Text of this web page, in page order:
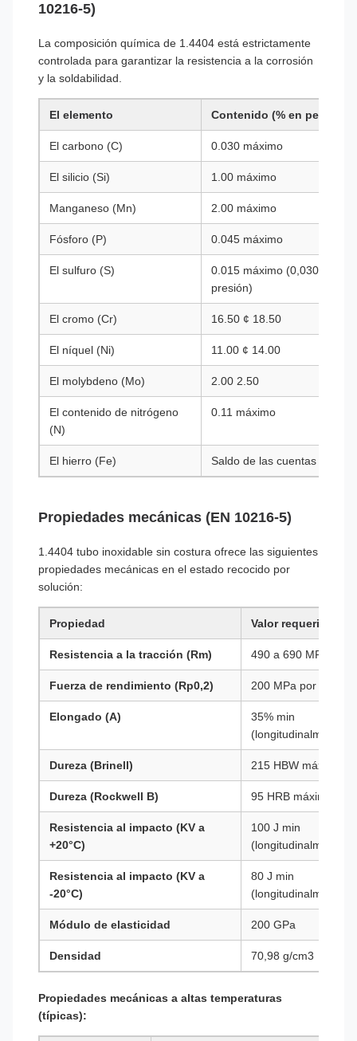
10216-5)
La composición química de 1.4404 está estrictamente
controlada para garantizar la resistencia a la corrosión
y la soldabilidad.
El elemento Contenido (% en peso)
El carbono (C) 0.030 máximo
El silicio (Si) 1.00 máximo
Manganeso (Mn) 2.00 máximo
Fósforo (P) 0.045 máximo
El sulfuro (S)
0.015 máximo (0,030
presión)
El cromo (Cr) 16.50 ¢ 18.50
El níquel (Ni) 11.00 ¢ 14.00
El molybdeno (Mo) 2.00 2.50
El contenido de nitrógeno
(N)
0.11 máximo
El hierro (Fe) Saldo de las cuentas
Propiedades mecánicas (EN 10216-5)
1.4404 tubo inoxidable sin costura ofrece las siguientes
propiedades mecánicas en el estado recocido por
solución:
Propiedad Valor requerido
Resistencia a la tracción (Rm) 490 a 690 MPa
Fuerza de rendimiento (Rp0,2) 200 MPa por minuto
Elongado (A)
35% min
(longitudinalmente)
Dureza (Brinell) 215 HBW máximo
Dureza (Rockwell B) 95 HRB máximo
Resistencia al impacto (KV a
+20°C)
100 J min
(longitudinalmente)
Resistencia al impacto (KV a
-20°C)
80 J min
(longitudinalmente)
Módulo de elasticidad 200 GPa
Densidad 70,98 g/cm3
Propiedades mecánicas a altas temperaturas
(típicas):